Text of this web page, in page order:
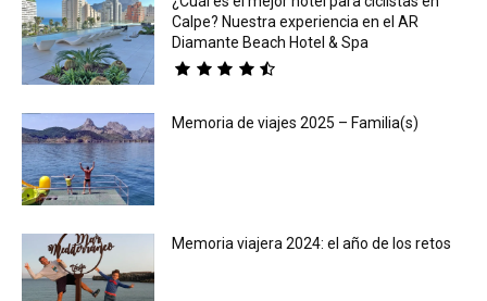
Calpe? Nuestra experiencia en el AR
Diamante Beach Hotel & Spa
Memoria de viajes 2025 – Familia(s)
Memoria viajera 2024: el año de los retos